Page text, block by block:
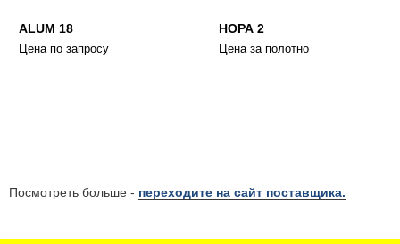
ALUM 18
Цена по запросу
НОРА 2
Цена за полотно
Посмотреть больше - переходите на сайт поставщика.